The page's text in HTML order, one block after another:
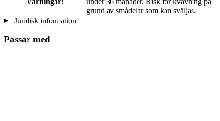
grund av smådelar som kan sväljas.
Juridisk information
Passar med